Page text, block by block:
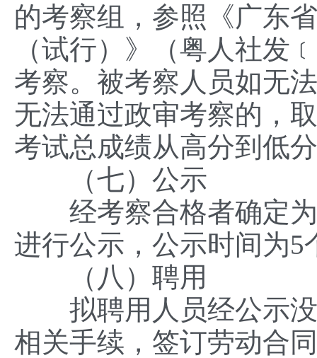
的考察组，参照《广东
（试行）》（粤人社发
考察。被考察人员如无
无法通过政审考察的，
考试总成绩从高分到低
（七）公示
经考察合格者确定为
进行公示，公示时间为
（八）聘用
拟聘用人员经公示没
相关手续，签订劳动合